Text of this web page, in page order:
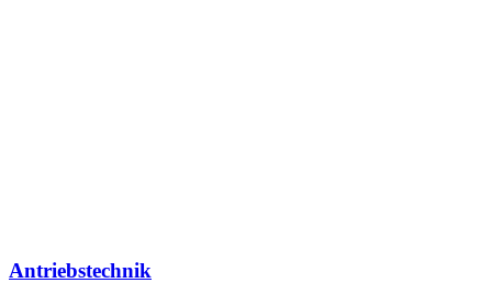
Antriebstechnik